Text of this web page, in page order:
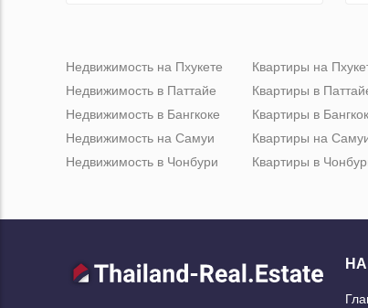
Недвижимость на Пхукете
Недвижимость в Паттайе
Недвижимость в Бангкоке
Недвижимость на Самуи
Недвижимость в Чонбури
Квартиры на
Квартиры в
Квартиры в
Квартиры на
Квартиры в